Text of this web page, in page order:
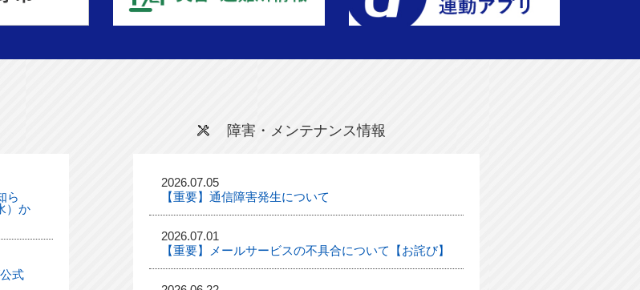
ら
）か
式
障害・メンテナンス情報
2026.07.05
【重要】通信障害発生について
2026.07.01
【重要】メールサービスの不具合について【お詫び】